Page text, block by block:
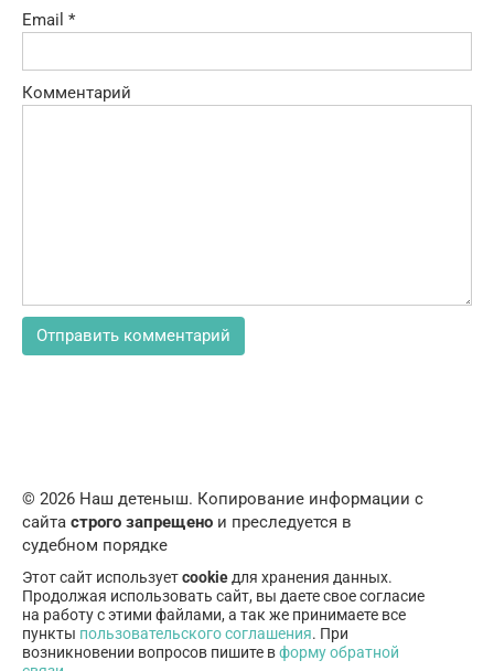
Email *
Комментарий
© 2026 Наш детеныш. Копирование информации с
сайта строго запрещено и преследуется в
судебном порядке
Этот сайт используетcookie для хранения данных.
Продолжая использовать сайт, вы даете свое согласие
на работу с этими файлами, а так же принимаете все
пункты пользовательского соглашения. При
возникновении вопросов пишите вформу обратной